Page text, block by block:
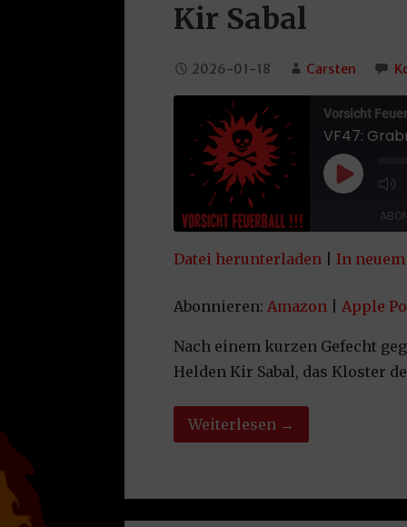
Kir Sabal
2026-01-18 Carsten
Vorsicht
VF47:
Play
RSS FEED
TEILEN
LINK
EMBED
Datei herunterladen |In
Abonnieren: Amazon Apple
Nach einem kurzen Gefecht
Helden Kir Sabal, das Kloster
Weiterlesen →